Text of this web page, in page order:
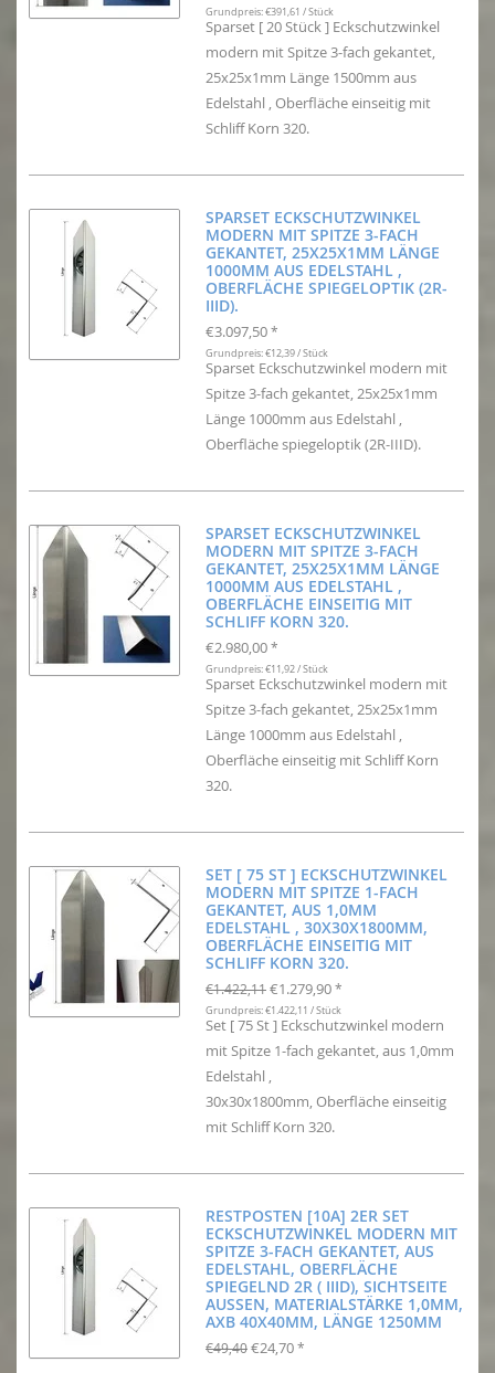
Grundpreis: €391,61 / Stück
Sparset [ 20 Stück ] Eckschutzwinkel
modern mit Spitze 3-fach gekantet,
25x25x1mm Länge 1500mm aus
Edelstahl , Oberfläche einseitig mit
Schliff Korn 320.
SPARSET ECKSCHUTZWINKEL
MODERN MIT SPITZE 3-FACH
GEKANTET, 25X25X1MM LÄNGE
1000MM AUS EDELSTAHL ,
OBERFLÄCHE SPIEGELOPTIK (2R-
IIID).
€3.097,50 *
Grundpreis: €12,39 / Stück
Sparset Eckschutzwinkel modern mit
Spitze 3-fach gekantet, 25x25x1mm
Länge 1000mm aus Edelstahl ,
Oberfläche spiegeloptik (2R-IIID).
SPARSET ECKSCHUTZWINKEL
MODERN MIT SPITZE 3-FACH
GEKANTET, 25X25X1MM LÄNGE
1000MM AUS EDELSTAHL ,
OBERFLÄCHE EINSEITIG MIT
SCHLIFF KORN 320.
€2.980,00 *
Grundpreis: €11,92 / Stück
Sparset Eckschutzwinkel modern mit
Spitze 3-fach gekantet, 25x25x1mm
Länge 1000mm aus Edelstahl ,
Oberfläche einseitig mit Schliff Korn
320.
SET [ 75 ST ] ECKSCHUTZWINKEL
MODERN MIT SPITZE 1-FACH
GEKANTET, AUS 1,0MM
EDELSTAHL , 30X30X1800MM,
OBERFLÄCHE EINSEITIG MIT
SCHLIFF KORN 320.
€1.422,11 €1.279,90 *
Grundpreis: €1.422,11 / Stück
Set [ 75 St ] Eckschutzwinkel modern
mit Spitze 1-fach gekantet, aus 1,0mm
Edelstahl ,
30x30x1800mm, Oberfläche einseitig
mit Schliff Korn 320.
RESTPOSTEN [10A] 2ER SET
ECKSCHUTZWINKEL MODERN MIT
SPITZE 3-FACH GEKANTET, AUS
EDELSTAHL, OBERFLÄCHE
SPIEGELND 2R ( IIID), SICHTSEITE
AUSSEN, MATERIALSTÄRKE 1,0MM,
AXB 40X40MM, LÄNGE 1250MM
€49,40 €24,70 *